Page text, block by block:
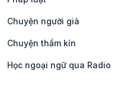
Chuyện người già
Chuyện thầm kín
Học ngoại ngữ qua Radio